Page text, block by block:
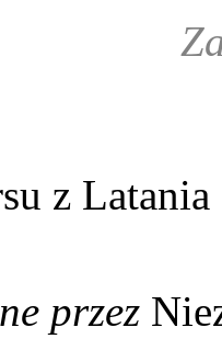
z Latania
przez